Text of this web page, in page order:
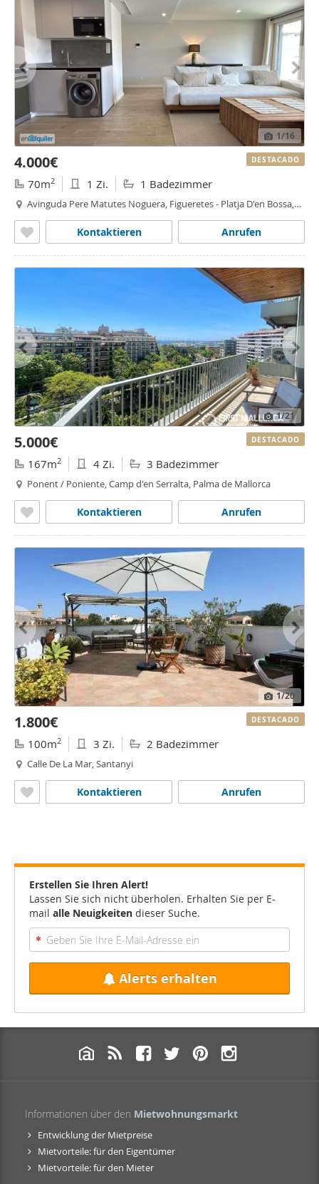
1/16
4.000€
70m2 1 Zi. 1 Badezimmer
Avinguda Pere Matutes Noguera, Figueretes - Platja D'en Bossa,
Anrufen
Kontaktieren
DESTACADO
1/21
5.000€
167m2 4 Zi. 3 Badezimmer
Ponent / Poniente, Camp d'en Serralta, Palma de Mallorca
Anrufen
Kontaktieren
DESTACADO
1/20
1.800€
100m2 3 Zi. 2 Badezimmer
Calle De La Mar, Santanyi
Anrufen
Kontaktieren
DESTACADO
Erstellen Sie Ihren Alert!
Lassen Sie sich nicht überholen. Erhalten Sie per E-
mail alle Neuigkeiten dieser Suche.
Alerts erhalten
Informationen über den Mietwohnungsmarkt
Entwicklung der Mietpreise
Mietvorteile: für den Eigentümer
Mietvorteile: für den Mieter